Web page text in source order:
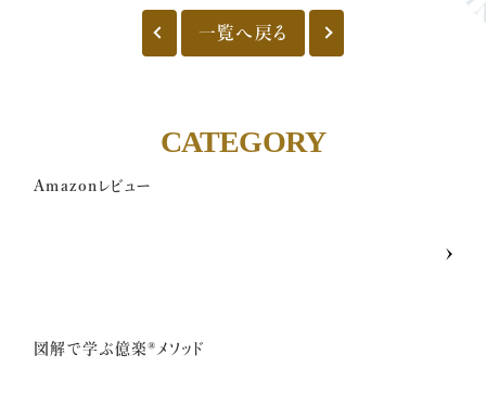
お悩みテーマ
億楽®集中講座
一覧へ戻る
CATEGORY
Amazonレビュー
図解で学ぶ億楽®︎メソッド